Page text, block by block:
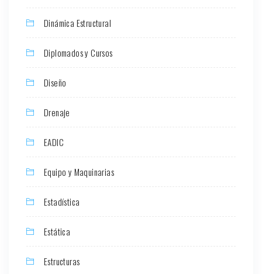
Dinámica Estructural
Diplomados y Cursos
Diseño
Drenaje
EADIC
Equipo y Maquinarias
Estadística
Estática
Estructuras